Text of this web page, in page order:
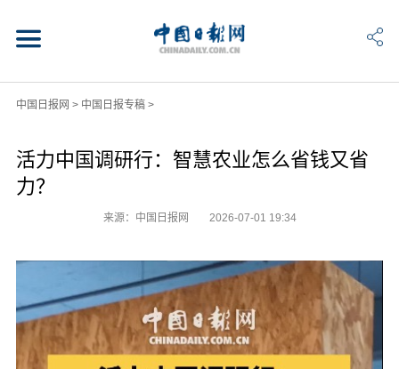
中国日报网 > 中国日报专稿>
活力中国调研行：智慧农业怎么省钱又省
力？
来源：中国日报网 2026-07-01 19:34